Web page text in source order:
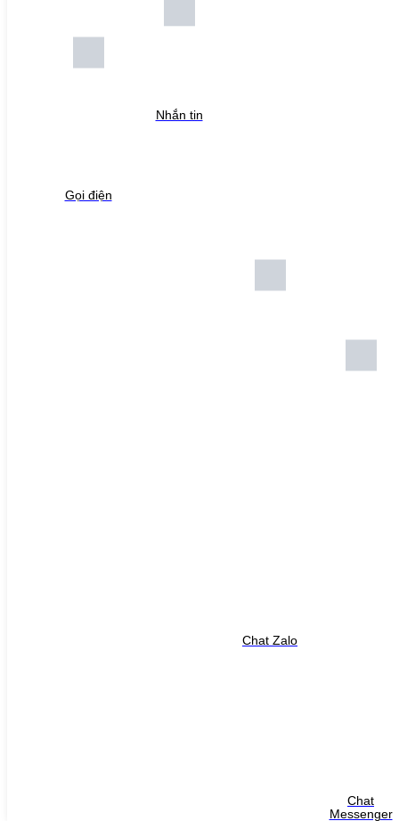
Gọi điện
Nhắn tin
Chat Zalo
Chat
Messenger